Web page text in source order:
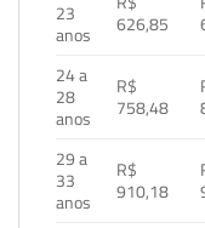
23
anos
626,85
24 a
28
anos
R$
758,48
29 a
33
anos
R$
910,18